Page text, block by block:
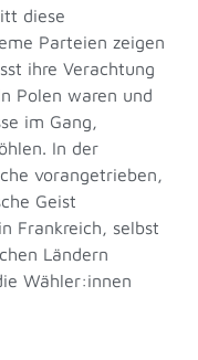
diese
Parteien zeigen
ihre Verachtung
Polen waren und
im Gang,
In der
vorangetrieben,
Geist
Frankreich, selbst
Ländern
Wähler:innen